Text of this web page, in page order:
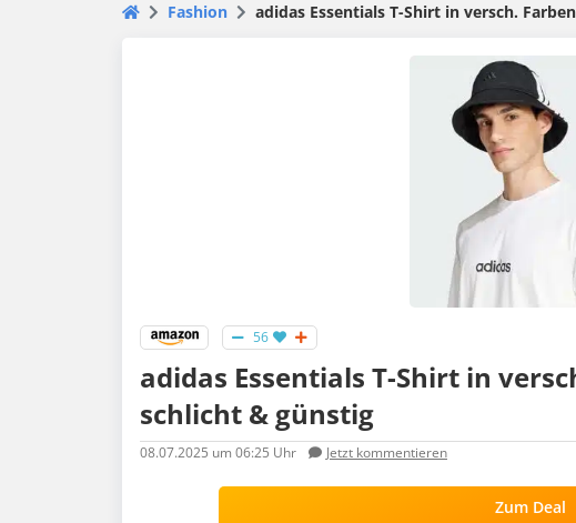
Fashion adidas Essentials T-Shirt in versch.
56
adidas Essentials T-Shirt in
schlicht & günstig
08.07.2025 um 06:25 Uhr Jetzt kommentieren
Zum Deal